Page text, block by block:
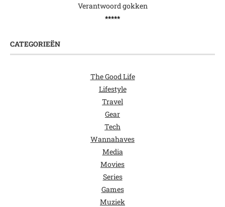
Verantwoord gokken
*****
CATEGORIEËN
The Good Life
Lifestyle
Travel
Gear
Tech
Wannahaves
Media
Movies
Series
Games
Muziek